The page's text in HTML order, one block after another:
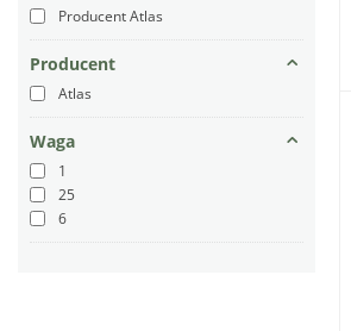
Producent Atlas
Producent
Atlas
Waga
1
25
6